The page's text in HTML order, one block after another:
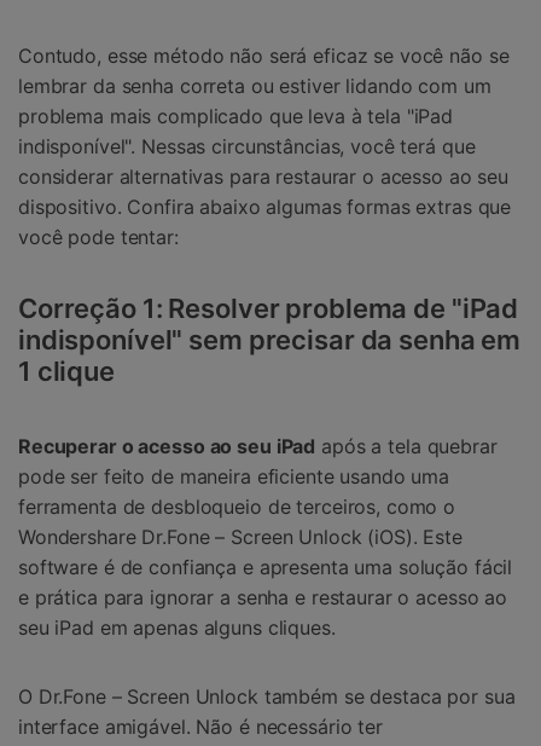
Contudo, esse método não será eficaz se você não se
lembrar da senha correta ou estiver lidando com um
problema mais complicado que leva à tela "iPad
indisponível". Nessas circunstâncias, você terá que
considerar alternativas para restaurar o acesso ao seu
dispositivo. Confira abaixo algumas formas extras que
você pode tentar:
Correção 1: Resolver problema de "iPad
indisponível" sem precisar da senha em
1 clique
Recuperar o acesso ao seu iPad após a tela quebrar
pode ser feito de maneira eficiente usando uma
ferramenta de desbloqueio de terceiros, como o
Wondershare Dr.Fone – Screen Unlock (iOS). Este
software é de confiança e apresenta uma solução fácil
e prática para ignorar a senha e restaurar o acesso ao
seu iPad em apenas alguns cliques.
O Dr.Fone – Screen Unlock também se destaca por sua
interface amigável. Não é necessário ter